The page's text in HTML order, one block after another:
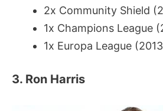
2x Community Shield
1x Champions League
1x Europa League
3. Ron Harris